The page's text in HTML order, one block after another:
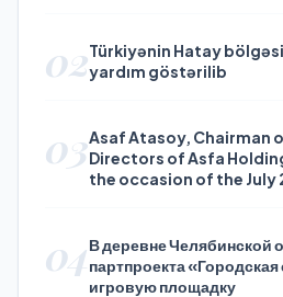
02Türkiyənin Hatay
yardım göstərilib
03Asaf Atasoy, Chairman
Directors of Asfa
the occasion of the July
04В деревне Челябинской
партпроекта
игровую площадку